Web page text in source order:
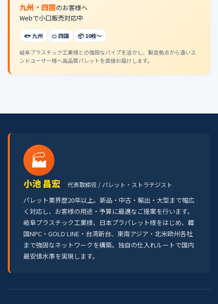
九州・四国のお客様へ
Webで小口販売対応中
🐟 九州 🍊 四国 📦 10枚〜
岐阜プラスチック工業様との強固なパイプを活かし、製造拠点から遠いエ
ンドユーザー様へ高品質パレットを直接お届けします。
🏭
小池 昌宏 代表取締役 / パレット・ストラテジスト
パレット業界歴20年以上。新品・中古・輸出・大型まで幅広
く対応し、お客様の用途・予算に最適なご提案を行います。
岐阜プラスチック工業様、日本プラパレット様をはじめ、韓
国NPC・GOLD LINE・台湾新台、東南アジア・北米欧州各社
まで強固なネットワークを構築。独自の仕入れルートで国内
最安値水準を実現します。